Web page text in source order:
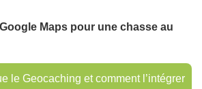
Maps pour une chasse au
le Geocaching et comment l’intégrer